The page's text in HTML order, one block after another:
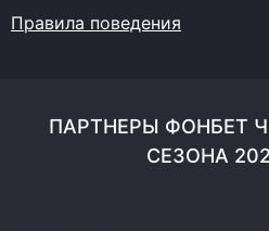
Правила поведения
ПАРТНЕРЫ ФОНБЕТ
СЕЗОНА